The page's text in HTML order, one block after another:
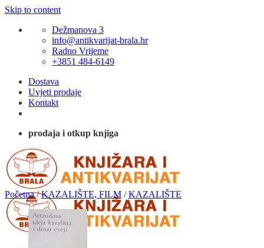
Skip to content
Dežmanova 3
info@antikvarijat-brala.hr
Radno Vrijeme
+3851 484-6149
Dostava
Uvjeti prodaje
Kontakt
prodaja i otkup knjiga
Početna / KAZALIŠTE, FILM / KAZALIŠTE